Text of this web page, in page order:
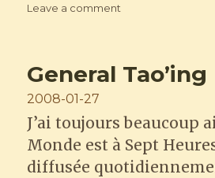
Leave a comment
General Tao’ing
Posted
on
2008-01-27
J’ai toujours beaucoup
Monde est à Sept
diffusée